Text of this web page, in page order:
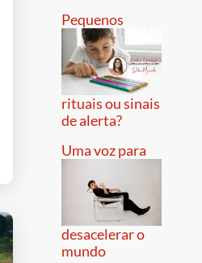
Pequenos
rituais ou sinais
de alerta?
Uma voz para
desacelerar o
mundo